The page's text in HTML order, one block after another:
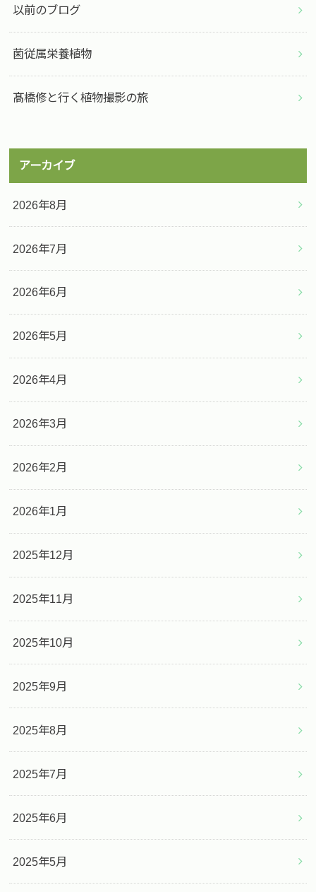
以前のブログ
菌従属栄養植物
髙橋修と行く植物撮影の旅
アーカイブ
2026年8月
2026年7月
2026年6月
2026年5月
2026年4月
2026年3月
2026年2月
2026年1月
2025年12月
2025年11月
2025年10月
2025年9月
2025年8月
2025年7月
2025年6月
2025年5月